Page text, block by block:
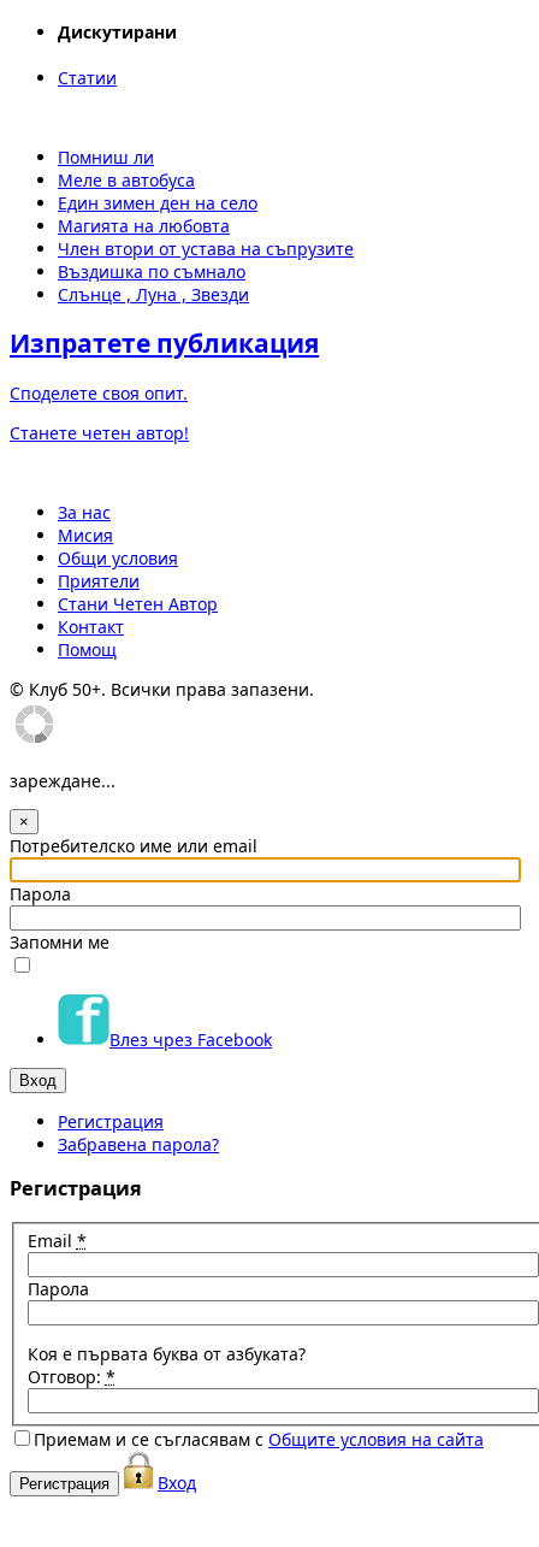
Дискутирани
Статии
Помниш ли
Меле в автобуса
Един зимен ден на село
Магията на любовта
Член втори от устава на съпрузите
Въздишка по съмнало
Слънце , Луна , Звезди
Изпратете публикация
Споделете своя опит.
Станете четен автор!
За нас
Мисия
Общи условия
Приятели
Стани Четен Автор
Контакт
Помощ
© Клуб 50+. Всички права запазени.
зареждане...
×
Потребителско име или email
Парола
Запомни ме
Влез чрез Facebook
Регистрация
Забравена парола?
Регистрация
Email *
Парола
Коя е първата буква от азбуката?
Отговор: *
Приемам и се съгласявам с Общите условия на сайта
Вход